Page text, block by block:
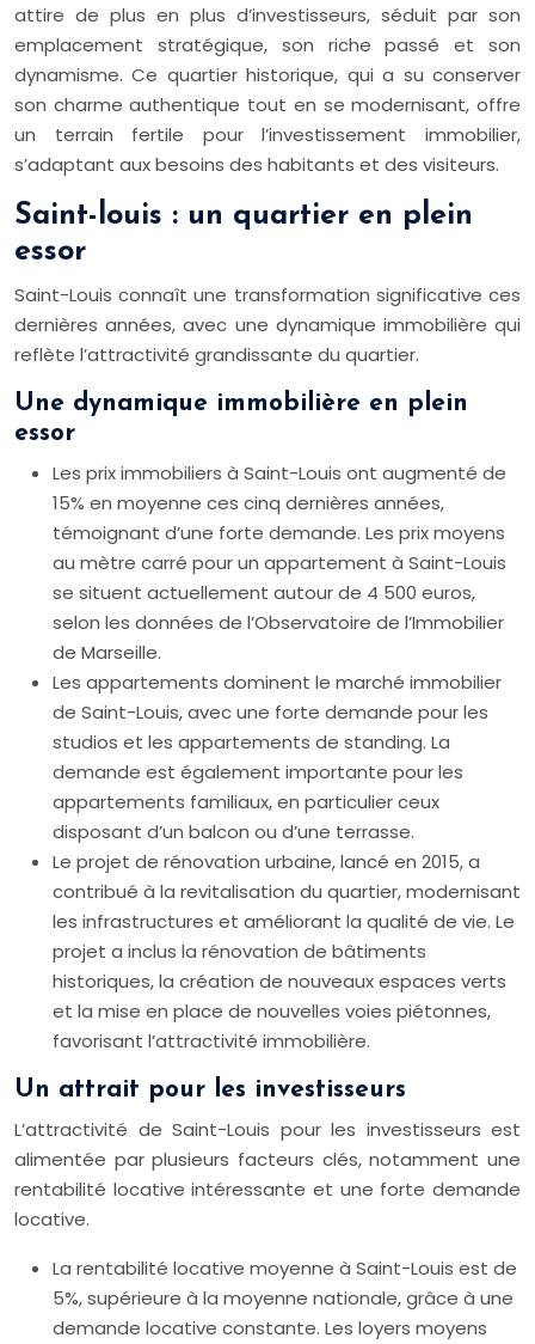
attire de plus en plus d’investisseurs, séduit par son
emplacement stratégique, son riche passé et son
dynamisme. Ce quartier historique, qui a su conserver
son charme authentique tout en se modernisant, offre
un terrain fertile pour l’investissement immobilier,
s’adaptant aux besoins des habitants et des visiteurs.
Saint-louis : un quartier en plein
essor
Saint-Louis connaît une transformation significative ces
dernières années, avec une dynamique immobilière qui
reflète l’attractivité grandissante du quartier.
Une dynamique immobilière en plein
essor
Les prix immobiliers à Saint-Louis ont augmenté de
15% en moyenne ces cinq dernières années,
témoignant d’une forte demande. Les prix moyens
au mètre carré pour un appartement à Saint-Louis
se situent actuellement autour de 4 500 euros,
selon les données de l’Observatoire de l’Immobilier
de Marseille.
Les appartements dominent le marché immobilier
de Saint-Louis, avec une forte demande pour les
studios et les appartements de standing. La
demande est également importante pour les
appartements familiaux, en particulier ceux
disposant d’un balcon ou d’une terrasse.
Le projet de rénovation urbaine, lancé en 2015, a
contribué à la revitalisation du quartier, modernisant
les infrastructures et améliorant la qualité de vie. Le
projet a inclus la rénovation de bâtiments
historiques, la création de nouveaux espaces verts
et la mise en place de nouvelles voies piétonnes,
favorisant l’attractivité immobilière.
Un attrait pour les investisseurs
L’attractivité de Saint-Louis pour les investisseurs est
alimentée par plusieurs facteurs clés, notamment une
rentabilité locative intéressante et une forte demande
locative.
La rentabilité locative moyenne à Saint-Louis est de
5%, supérieure à la moyenne nationale, grâce à une
demande locative constante. Les loyers moyens